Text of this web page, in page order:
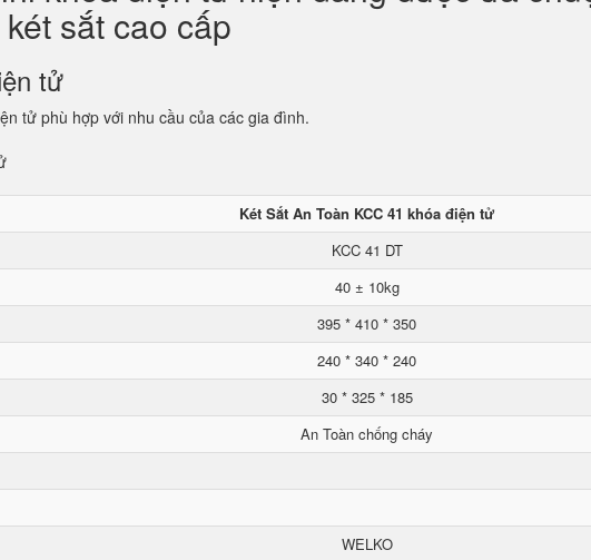
sắt cao cấp
tử
tử phù hợp với nhu cầu của các gia đình.
Két Sắt An Toàn KCC 41 khóa điện tử
KCC 41 DT
40 ± 10kg
395 * 410 * 350
240 * 340 * 240
30 * 325 * 185
An Toàn chống cháy
WELKO